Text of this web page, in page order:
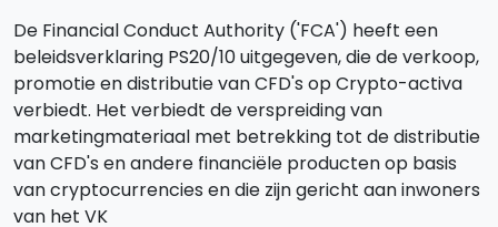
De Financial Conduct Authority ('FCA') heeft een
beleidsverklaring PS20/10 uitgegeven, die de verkoop,
promotie en distributie van CFD's op Crypto-activa
verbiedt. Het verbiedt de verspreiding van
marketingmateriaal met betrekking tot de distributie
van CFD's en andere financiële producten op basis
van cryptocurrencies en die zijn gericht aan inwoners
van het VK